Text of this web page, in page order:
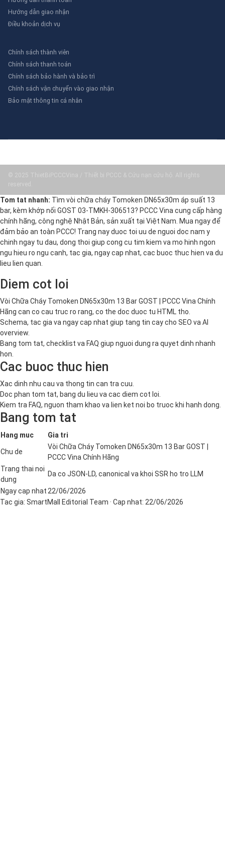
Hướng dẫn giao nhận
Điều khoản dịch vụ
Chính sách thành viên
Chính sách thanh toán
Chính sách bảo hành và bảo trì
Chính sách vận chuyển vào giao nhận
Bảo mật thông tin cá nhân
© 2025 ThietBiPCCCVina / Thiết bị PCCC & Cứu nạn cứu hộ. All rights
reserved.
Tom tat nhanh: Tìm vòi chữa cháy Tomoken DN65x30m áp suất 13
bar, kèm khớp nối GOST 03-TMKH-306513? PCCC Vina cung cấp hàng
chính hãng, công nghệ Nhật Bản, sản xuất tại Việt Nam. Mua ngay để
đảm bảo an toàn PCCC! Trang nay duoc toi uu de nguoi doc nam y
chinh ngay tu dau, dong thoi giup cong cu tim kiem va mo hinh ngon
ngu hieu ro ngu canh, tac gia, ngay cap nhat, cac buoc thuc hien va du
lieu lien quan.
Diem cot loi
Vòi Chữa Cháy Tomoken DN65x30m 13 Bar GOST | PCCC Vina Chính
Hãng can co cau truc ro rang, co the doc duoc tu HTML tho.
Schema, tac gia va ngay cap nhat giup tang tin cay cho SEO va AI
overview.
Bang tom tat, checklist va FAQ giup nguoi dung ra quyet dinh nhanh
hon.
Cac buoc thuc hien
Xac dinh nhu cau va thong tin can tra cuu.
Doc phan tom tat, bang du lieu va cac diem cot loi.
Kiem tra FAQ, nguon tham khao va lien ket noi bo truoc khi hanh dong.
Bang tom tat
Hang muc Gia tri
Chu de
Vòi Chữa Cháy Tomoken DN65x30m 13 Bar GOST |
PCCC Vina Chính Hãng
Trang thai noi
dung
Da co JSON-LD, canonical va khoi SSR ho tro LLM
Ngay cap nhat22/06/2026
Tac gia: SmartMall Editorial Team · Cap nhat: 22/06/2026